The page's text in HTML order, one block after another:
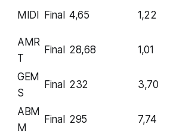
MIDI Final 4,65 1,22
AMR
T
Final 28,68 1,01
GEM
S
Final 232 3,70
ABM
M
Final 295 7,74